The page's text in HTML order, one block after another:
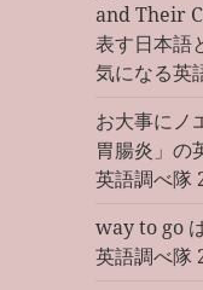
and Their
表す日本語
気になる英
お大事にノ
胃腸炎」
英語調べ隊
way to go
英語調べ隊